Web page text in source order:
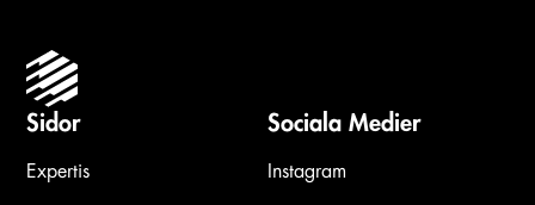
Sidor
Expertis
Sociala Medier
Instagram